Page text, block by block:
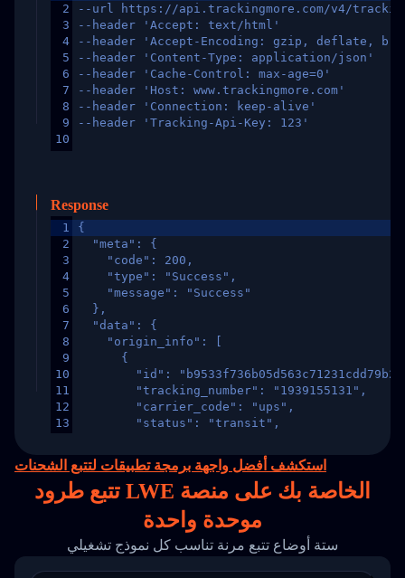
2
3
4
5
6
7
8
9
10
--url https://api.trackingmore.com/v4/trackings/
--header 'Accept: text/html'
--header 'Accept-Encoding: gzip, deflate,
--header 'Content-Type: application/json'
--header 'Cache-Control: max-age=0'
--header 'Host: www.trackingmore.com'
--header 'Connection: keep-alive'
--header 'Tracking-Api-Key: 123'
Response
1
2
3
4
5
6
7
8
9
10
11
12
13
15
16
17
18
21
22
{
  "meta": {
    "code": 200,
    "type": "Success",
    "message": "Success"
  },
  "data": {
    "origin_info": [
      {
"id":
        "tracking_number": "1939155131",
        "carrier_code": "ups",
        "status": "transit",
"destination_country": "United
        "itemTimeLength": 2,
        "weblink": "",
        "phone": null,
        "trackinfo": [
          {
            "Date": "2017-03-08 04: 22: 00",
"StatusDescription": "Departed
استكشف أفضل واجهة برمجة تطبيقات لتتبع الشحنات
تتبع طرود LWE الخاصة بك على منصة
موحدة واحدة
ستة أوضاع تتبع مرنة تناسب كل نموذج تشغيلي